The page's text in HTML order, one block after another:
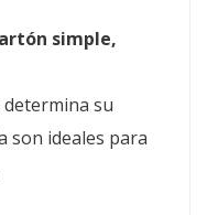
simple,
su
son ideales para